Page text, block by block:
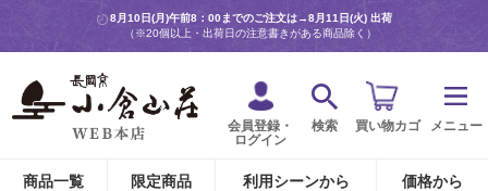
8月10日(月)午前8：00までのご注文は→8月11日(火) 出荷
（※20個以上・出荷日の注意書きがある商品除く）
会員登録・
ログイン
検索 買い物カゴ メニュー
商品一覧 限定商品 利用シーンから 価格から